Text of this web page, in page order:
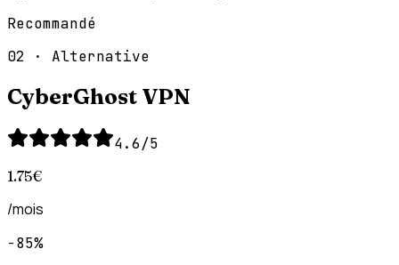
Recommandé
02 · Alternative
CyberGhost VPN
4.6/5
1.75€
/mois
−85%